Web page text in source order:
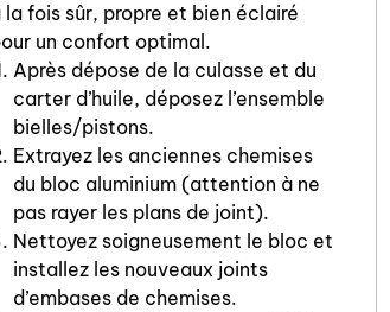
la fois sûr, propre et bien éclairé
un confort optimal.
Après dépose de la culasse et du
carter d’huile, déposez l’ensemble
bielles/pistons.
Extrayez les anciennes chemises
du bloc aluminium (attention à ne
pas rayer les plans de joint).
Nettoyez soigneusement le bloc et
installez les nouveaux joints
d’embases de chemises.